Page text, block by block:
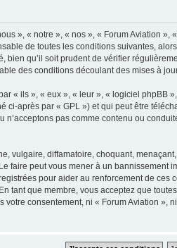
», « notre », « nos », « Forum Aviation
de toutes les conditions suivantes,
bien qu’il soit prudent de vérifier
des conditions découlant des mises à
« ils », « eux », « leur », « logiciel
ci-après par « GPL ») et qui peut être
n’acceptons pas comme contenu ou
vulgaire, diffamatoire, choquant,
faire peut vous mener à un
pour aider au renforcement de
tant que membre, vous acceptez que
consentement, ni « Forum Aviation